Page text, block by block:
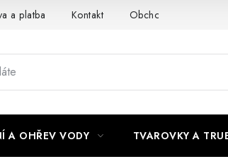
a platba Kontakt Obchodní podmínky
A OHŘEV VODY TVAROVKY A